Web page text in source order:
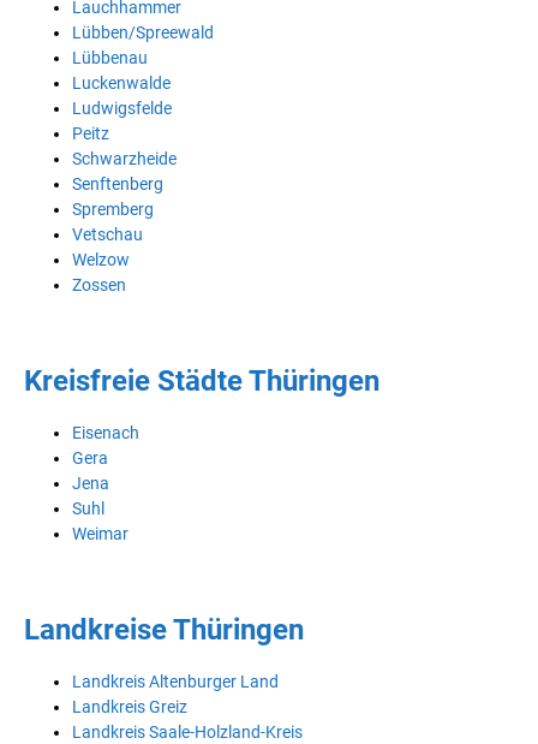
Lauchhammer
Lübben/Spreewald
Lübbenau
Luckenwalde
Ludwigsfelde
Peitz
Schwarzheide
Senftenberg
Spremberg
Vetschau
Welzow
Zossen
Kreisfreie Städte Thüringen
Eisenach
Gera
Jena
Suhl
Weimar
Landkreise Thüringen
Landkreis Altenburger Land
Landkreis Greiz
Landkreis Saale-Holzland-Kreis